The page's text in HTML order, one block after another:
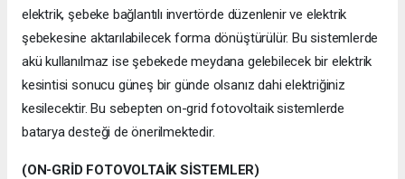
elektrik, şebeke bağlantılı invertörde düzenlenir ve elektrik
şebekesine aktarılabilecek forma dönüştürülür. Bu sistemlerde
akü kullanılmaz ise şebekede meydana gelebilecek bir elektrik
kesintisi sonucu güneş bir günde olsanız dahi elektriğiniz
kesilecektir. Bu sebepten on-grid fotovoltaik sistemlerde
batarya desteği de önerilmektedir.
(ON-GRİD FOTOVOLTAİK SİSTEMLER)